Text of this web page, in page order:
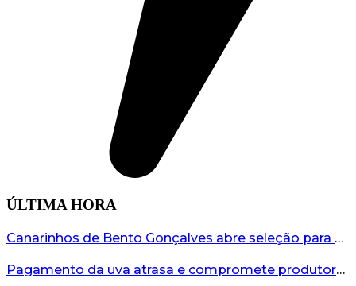
ÚLTIMA HORA
Canarinhos de Bento Gonçalves abre seleção para novos integrantes...
Pagamento da uva atrasa e compromete produtores...